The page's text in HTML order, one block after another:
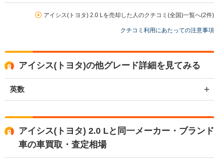
買取店からの返信
お世話になっております。 株式会社ネクステージでございます。 この
しております。 またお車のことで何かございましたら、是非ネクステ
ージをご利用いただけますと幸いでございます。 今後とも宜しくお願
い申し上げます。
アイシス(トヨタ) 2.0 Lを売却した人のクチコミ(全国)一覧へ(2件)
クチコミ利用にあたっての注意事項
アイシス(トヨタ)の他グレード詳細を見てみる
英数
アイシス(トヨタ) 2.0 Lと同一メーカー・ブランド
車の車買取・査定相場